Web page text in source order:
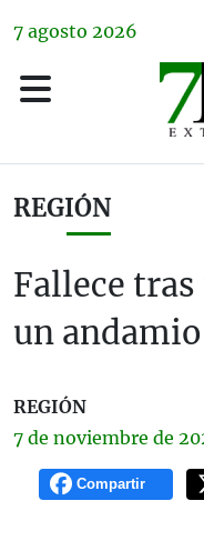
7 agosto 2026
REGIÓN
Fallece tras
un
REGIÓN
7 de noviembre de
Compartir